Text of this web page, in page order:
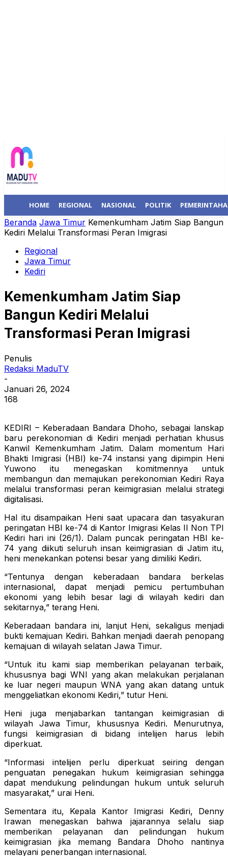
HOME REGIONAL NASIONAL POLITIK
Beranda Jawa Timur Kemenkumham Jatim Siap Bangun
Kediri Melalui Transformasi Peran Imigrasi
Regional
Jawa Timur
Kediri
Kemenkumham Jatim Siap
Bangun Kediri Melalui
Transformasi Peran Imigrasi
Penulis
Redaksi MaduTV
-
Januari 26, 2024
168
KEDIRI – Keberadaan Bandara Dhoho, sebagai lanskap
baru perekonomian di Kediri menjadi perhatian khusus
Kanwil Kemenkumham Jatim. Dalam momentum Hari
Bhakti Imigrasi (HBI) ke-74 instansi yang dipimpin Heni
Yuwono itu menegaskan komitmennya untuk
membangun dan memajukan perekonomian Kediri Raya
melalui transformasi peran keimigrasian melalui strategi
digitalisasi.
Hal itu disampaikan Heni saat upacara dan tasyakuran
peringatan HBI ke-74 di Kantor Imigrasi Kelas II Non TPI
Kediri hari ini (26/1). Dalam puncak peringatan HBI ke-
74 yang diikuti seluruh insan keimigrasian di Jatim itu,
heni menekankan potensi besar yang dimiliki Kediri.
“Tentunya dengan keberadaan bandara berkelas
internasional, dapat menjadi pemicu pertumbuhan
ekonomi yang lebih besar lagi di wilayah kediri dan
sekitarnya,” terang Heni.
Keberadaan bandara ini, lanjut Heni, sekaligus menjadi
bukti kemajuan Kediri. Bahkan menjadi daerah penopang
kemajuan di wilayah selatan Jawa Timur.
“Untuk itu kami siap memberikan pelayanan terbaik,
khususnya bagi WNI yang akan melakukan perjalanan
ke luar negeri maupun WNA yang akan datang untuk
menggeliatkan ekonomi Kediri,” tutur Heni.
Heni juga menjabarkan tantangan keimigrasian di
wilayah Jawa Timur, khususnya Kediri. Menurutnya,
fungsi keimigrasian di bidang intelijen harus lebih
diperkuat.
“Informasi intelijen perlu diperkuat seiring dengan
penguatan penegakan hukum keimigrasian sehingga
dapat mendukung pelindungan hukum untuk seluruh
masyarakat,” urai Heni.
Sementara itu, Kepala Kantor Imigrasi Kediri, Denny
Irawan menegaskan bahwa jajarannya selalu siap
memberikan pelayanan dan pelindungan hukum
keimigrasian jika memang Bandara Dhoho nantinya
melayani penerbangan internasional.